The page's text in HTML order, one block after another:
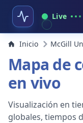
Live
Inicio McGill
Mapa de
en vivo
Visualización en
globales, tiempos